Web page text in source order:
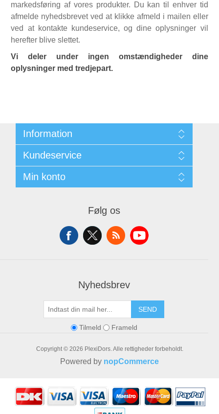
markedsføring af vores produkter. Du kan til enhver tid
afmelde nyhedsbrevet ved at klikke afmeld i mailen eller
ved at kontakte kundeservice, og dine oplysninger vil
herefter blive slettet.
Vi deler under ingen omstændigheder dine
oplysninger med tredjepart.
Information
Kundeservice
SøgMin konto
Følg os
Nyhedsbrev
SEND
Tilmeld Frameld
Copyright © 2026 PlexiDors. Alle rettigheder forbeholdt.
Powered by nopCommerce